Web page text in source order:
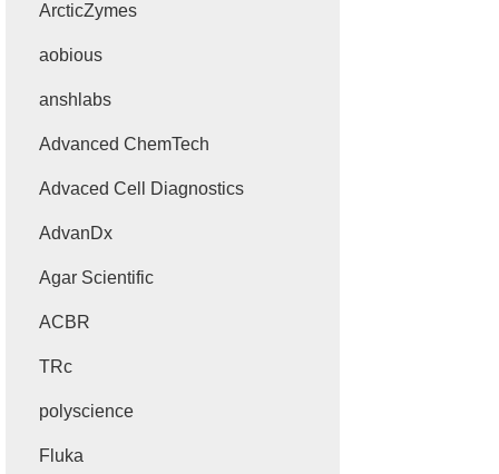
ArcticZymes
aobious
anshlabs
Advanced ChemTech
Advaced Cell Diagnostics
AdvanDx
Agar Scientific
ACBR
TRc
polyscience
Fluka